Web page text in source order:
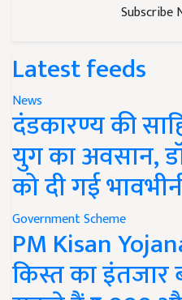
Subscribe
Latest feeds
News
दंडकारण्य की
युग का अवसान,
को दी गई
Government Scheme
PM Kisan
किस्त का